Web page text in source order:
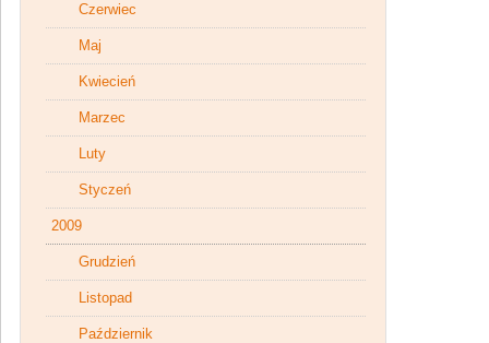
Czerwiec
Maj
Kwiecień
Marzec
Luty
Styczeń
2009
Grudzień
Listopad
Październik